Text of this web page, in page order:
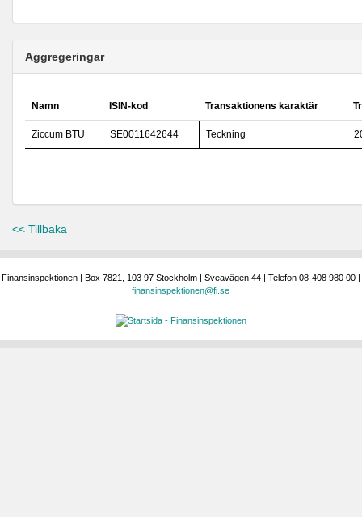
Aggregeringar
Namn ISIN-kod Transaktionens karaktär
Ziccum BTU SE0011642644 Teckning
<< Tillbaka
Finansinspektionen | Box 7821, 103 97 Stockholm | Sveavägen 44 | Telefon 08-408 980 00 |
finansinspektionen@fi.se